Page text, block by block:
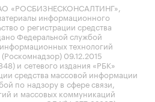
«РОСБИЗНЕСКОНСАЛТИНГ»,
информационного
о регистрации средства
Федеральной службой
технологий
09.12.2015
и сетевого издания «РБК»
средства массовой информации
по надзору в сфере связи,
и массовых коммуникаций